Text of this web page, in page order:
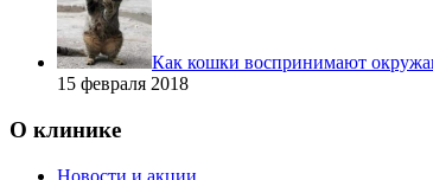
Как кошки воспринимают
15 февраля 2018
О клинике
Новости и акции